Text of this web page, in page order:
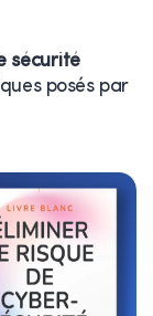
sécurité
posés par